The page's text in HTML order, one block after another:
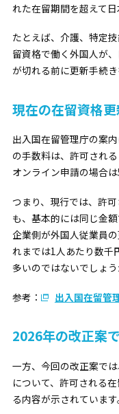
れた在留期間を超えて
たとえば、介護、特定
留資格で働く外国人が
が切れる前に更新手続
現在の在留資格
出入国在留管理庁の案
の手数料は、許可され
オンライン申請の場合
つまり、現行では、許
も、基本的には同じ金
企業側が外国人従業員
れまでは1人あたり数千
多いのではないでしょう
参考： 出入国在留管
2026年の改正案
一方、今回の改正案で
について、許可される
る内容が示されています